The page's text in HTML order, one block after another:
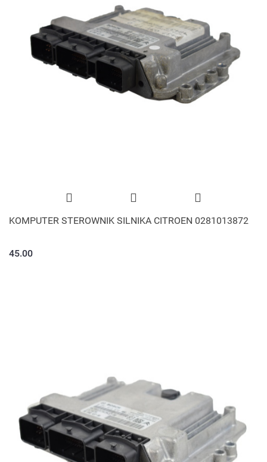
KOMPUTER STEROWNIK SILNIKA CITROEN 0281013872
45.00